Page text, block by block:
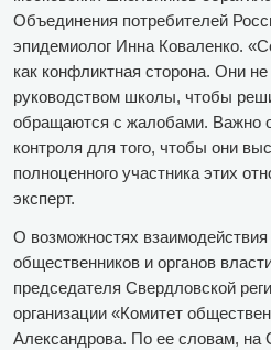
Объединения потребителей
эпидемиолог Инна Коваленко.
как конфликтная сторона. Они не
руководством школы, чтобы
обращаются с жалобами. Важно
контроля для того, чтобы они
полноценного участника этих
эксперт.
О возможностях взаимодействия
общественников и органов
председателя Свердловской
организации «Комитет
Александрова. По ее словам, на